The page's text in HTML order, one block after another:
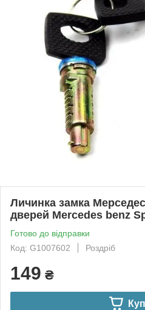
Личинка замка
дверей Mercedes benz
Готово до відправки
Код: G1007602
Роздріб
149 ₴